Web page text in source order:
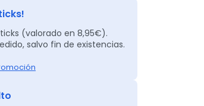
(valorado en 8,95€).
salvo fin de existencias.